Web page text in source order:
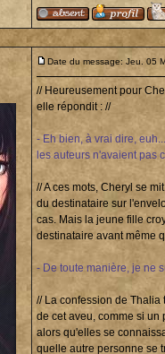
Date du message: Jeu. 05
// Heureusement pour
elle répondit : //
- Eh bien, à vrai dire,
les auteurs n'avaient pas
// A ces mots, Cheryl se
du destinataire sur
cas. Mais la jeune fille
destinataire avant même
- De toute manière, je ne
// La confession de
de cet aveu, comme si
alors qu'elles se
quelle autre personne se